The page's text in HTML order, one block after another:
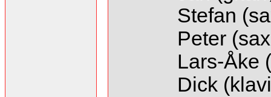
Stefan
Peter
Lars-Åke
Dick